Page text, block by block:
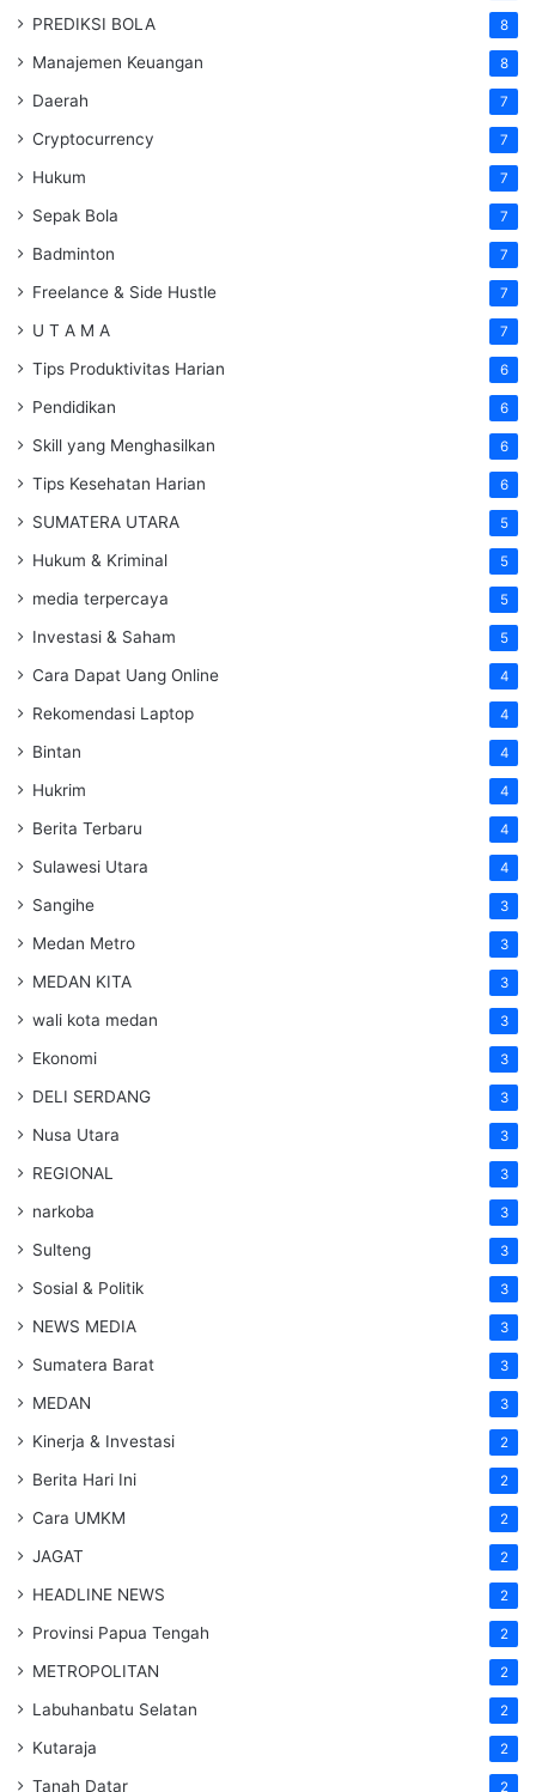
PREDIKSI BOLA 8
Manajemen Keuangan 8
Daerah 7
Cryptocurrency 7
Hukum 7
Sepak Bola 7
Badminton 7
Freelance & Side Hustle 7
U T A M A 7
Tips Produktivitas Harian 6
Pendidikan 6
Skill yang Menghasilkan 6
Tips Kesehatan Harian 6
SUMATERA UTARA 5
Hukum & Kriminal 5
media terpercaya 5
Investasi & Saham 5
Cara Dapat Uang Online 4
Rekomendasi Laptop 4
Bintan 4
Hukrim 4
Berita Terbaru 4
Sulawesi Utara 4
Sangihe 3
Medan Metro 3
MEDAN KITA 3
wali kota medan 3
Ekonomi 3
DELI SERDANG 3
Nusa Utara 3
REGIONAL 3
narkoba 3
Sulteng 3
Sosial & Politik 3
NEWS MEDIA 3
Sumatera Barat 3
MEDAN 3
Kinerja & Investasi 2
Berita Hari Ini 2
Cara UMKM 2
JAGAT 2
HEADLINE NEWS 2
Provinsi Papua Tengah 2
METROPOLITAN 2
Labuhanbatu Selatan 2
Kutaraja 2
Tanah Datar 2